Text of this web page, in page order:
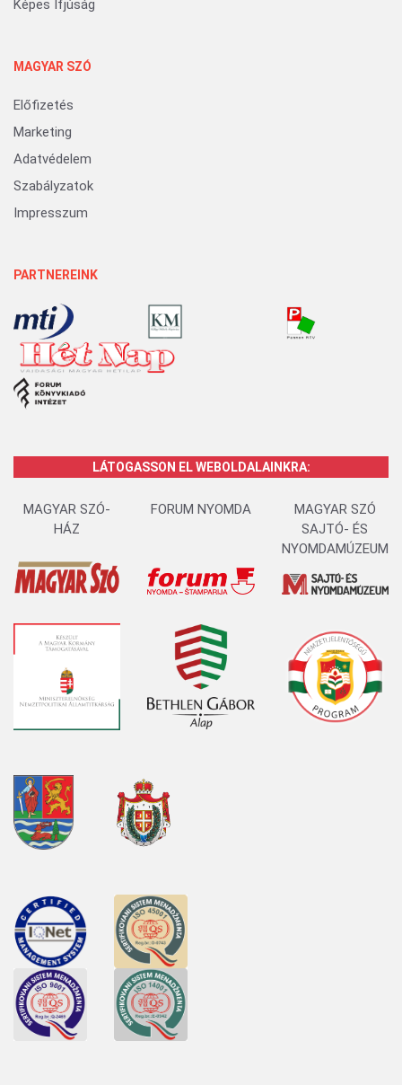
Képes Ifjúság
MAGYAR SZÓ
Előfizetés
Marketing
Adatvédelem
Szabályzatok
Impresszum
PARTNEREINK
LÁTOGASSON EL WEBOLDALAINKRA:
MAGYAR SZÓ-
HÁZ
FORUM NYOMDA
MAGYAR SZÓ
SAJTÓ- ÉS
NYOMDAMÚZEUM